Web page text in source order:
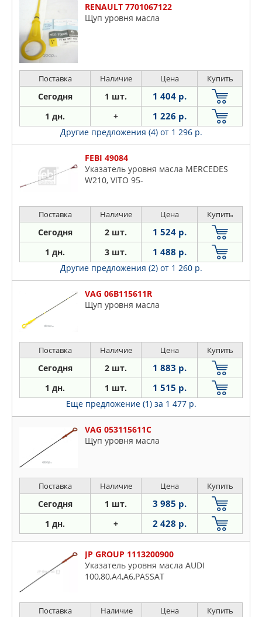
RENAULT 7701067122
Щуп уровня масла
Поставка Наличие Цена Купить
Сегодня 1 шт. 1 404 р.
1 дн. + 1 226 р.
Другие предложения (4) от 1 296 р.
FEBI 49084
Указатель уровня масла MERCEDES
W210, VITO 95-
Поставка Наличие Цена Купить
Сегодня 2 шт. 1 524 р.
1 дн. 3 шт. 1 488 р.
Другие предложения (2) от 1 260 р.
VAG 06B115611R
Щуп уровня масла
Поставка Наличие Цена Купить
Сегодня 2 шт. 1 883 р.
1 дн. 1 шт. 1 515 р.
Еще предложение (1) за 1 477 р.
VAG 053115611C
Щуп уровня масла
Поставка Наличие Цена Купить
Сегодня 1 шт. 3 985 р.
1 дн. + 2 428 р.
JP GROUP 1113200900
Указатель уровня масла AUDI
100,80,A4,A6,PASSAT
Поставка Наличие Цена Купить